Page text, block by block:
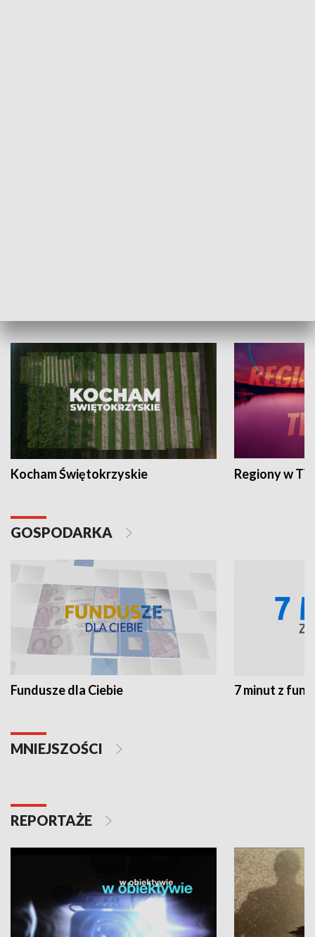
Kocham Świętokrzyskie Regiony w
GOSPODARKA
Fundusze dla Ciebie 7 minut z
MNIEJSZOŚCI
REPORTAŻE